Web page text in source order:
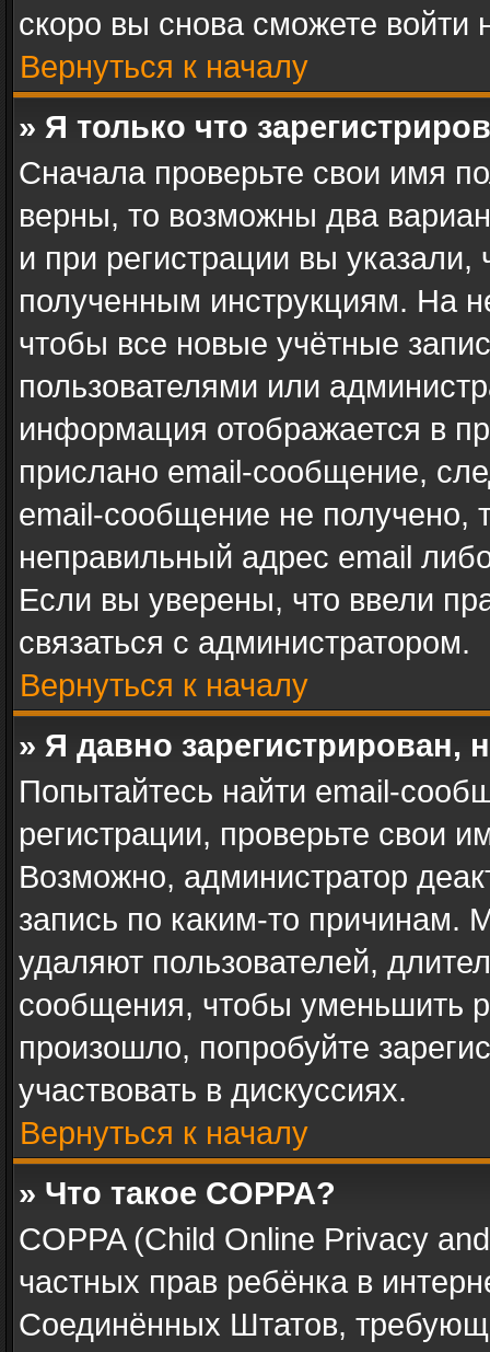
скоро вы снова сможете
Вернуться к началу
» Я только что
Сначала проверьте свои имя
верны, то возможны два
и при регистрации вы
полученным инструкциям. На
чтобы все новые учётные
пользователями или
информация отображается в
прислано email-сообщение,
email-сообщение не получено,
неправильный адрес email
Если вы уверены, что ввели
связаться с администратором.
Вернуться к началу
» Я давно зарегистрирован,
Попытайтесь найти email-
регистрации, проверьте свои
Возможно, администратор
запись по каким-то причинам.
удаляют пользователей,
сообщения, чтобы уменьшить
произошло, попробуйте
участвовать в дискуссиях.
Вернуться к началу
» Что такое COPPA?
COPPA (Child Online Privacy
частных прав ребёнка в
Соединённых Штатов,